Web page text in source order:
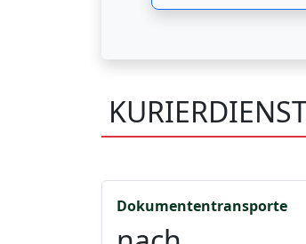
Dokumententransporte